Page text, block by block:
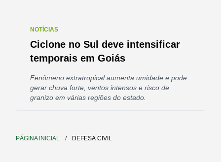
NOTÍCIAS
Ciclone no Sul deve intensificar
temporais em Goiás
Fenômeno extratropical aumenta umidade e pode
gerar chuva forte, ventos intensos e risco de
granizo em várias regiões do estado.
PÁGINA INICIAL / DEFESA CIVIL